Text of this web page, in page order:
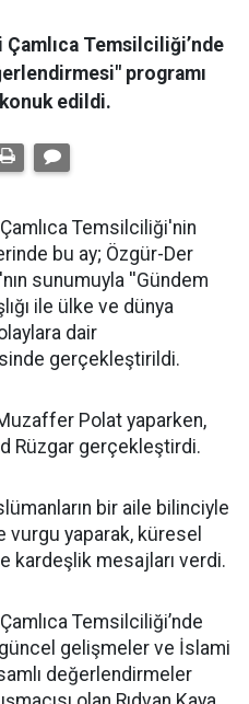
Temsilciliği’nde
programı
konuk edildi.
Temsilciliği'nin
bu ay; Özgür-Der
sunumuyla ''Gündem
ile ülke ve dünya
dair
gerçekleştirildi.
Polat yaparken,
Rüzgar gerçekleştirdi.
bir aile bilinciyle
yaparak, küresel
kardeşlik mesajları verdi.
Temsilciliği’nde
gelişmeler ve İslami
değerlendirmeler